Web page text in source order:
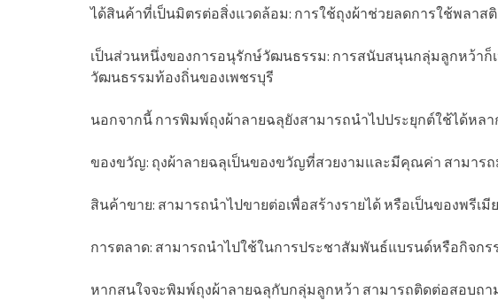
ได้สินค้าที่เป็นมิตรต่อสิ่งแวดล้อม: การใช้ถุงผ้าช่วยลดการใช้พลา
เป็นส่วนหนึ่งของการอนุรักษ์วัฒนธรรม: การสนับสนุนกลุ่มลูกหว้า
วัฒนธรรมท้องถิ่นของเพชรบุรี
นอกจากนี้ การพิมพ์ถุงผ้าลายฉลุยังสามารถนำไปประยุกต์ใช้ได้หลา
ของขวัญ: ถุงผ้าลายฉลุเป็นของขวัญที่สวยงามและมีคุณค่า สามาร
สินค้าขาย: สามารถนำไปขายต่อเพื่อสร้างรายได้ หรือเป็นของพรีเ
การตลาด: สามารถนำไปใช้ในการประชาสัมพันธ์แบรนด์หรือกิจกร
หากสนใจจะพิมพ์ถุงผ้าลายฉลุกับกลุ่มลูกหว้า สามารถติดต่อสอบถาม